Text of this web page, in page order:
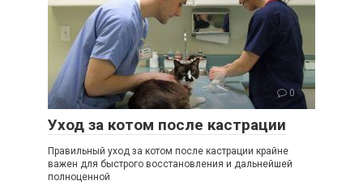
0
Уход за котом после кастрации
Правильный уход за котом после кастрации крайне
важен для быстрого восстановления и дальнейшей
полноценной